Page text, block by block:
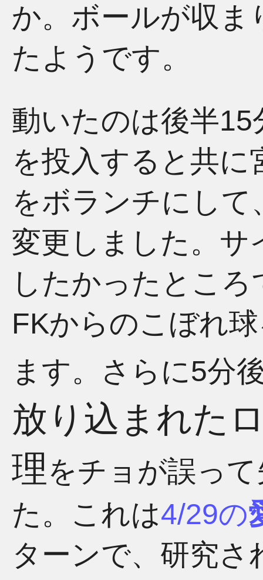
か。ボールが収ま
たようです。
動いたのは後半
を投入すると共に
をボランチにし
変更しました。サ
したかったとこ
FKからのこぼれ
ます。さらに5分
放り込まれた
理をチョが誤っ
た。これは4/29の
ターンで、研究